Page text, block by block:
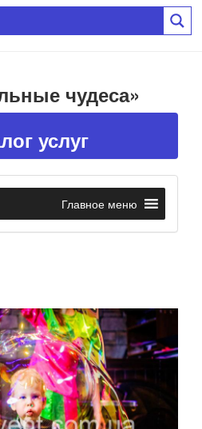
чудеса»
услуг
Главное меню